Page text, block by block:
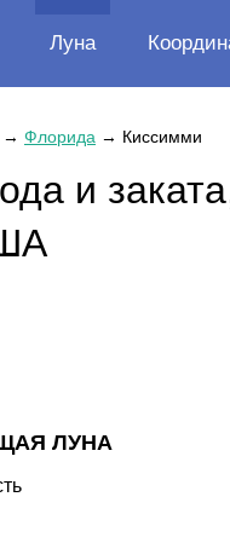
Луна
→ Флорида → Киссимми
и
ЛУНА